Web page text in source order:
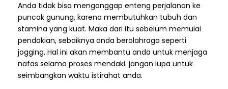
Anda tidak bisa menganggap enteng perjalanan ke
puncak gunung, karena membutuhkan tubuh dan
stamina yang kuat. Maka dari itu sebelum memulai
pendakian, sebaiknya anda berolahraga seperti
jogging. Hal ini akan membantu anda untuk menjaga
nafas selama proses mendaki. jangan lupa untuk
seimbangkan waktu istirahat anda.